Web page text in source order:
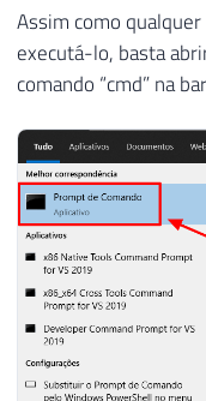
Assim como
executá-lo, basta
comando “cmd” na